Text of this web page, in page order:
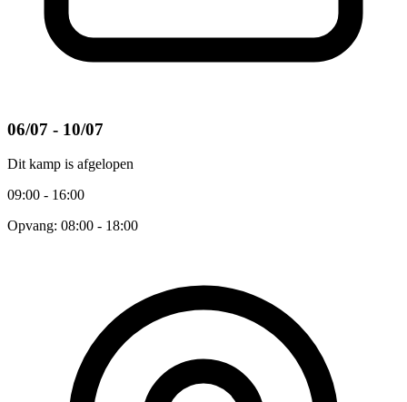
06/07 - 10/07
Dit kamp is afgelopen
09:00 - 16:00
Opvang: 08:00 - 18:00